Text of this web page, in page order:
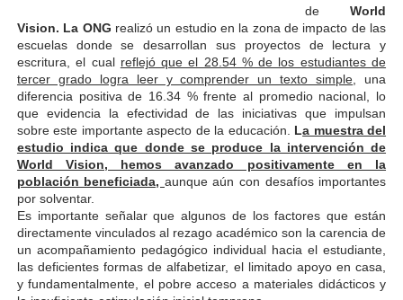
deWorld
Vision. La ONG realizó un estudio en la zona de impacto de las
escuelas donde se desarrollan sus proyectos de lectura y
escritura, el cual reflejó que el 28.54 % de los estudiantes de
tercer grado logra leer y comprender un texto simple , una
diferencia positiva de 16.34 % frente al promedio nacional, lo
que evidencia la efectividad de las iniciativas que impulsan
sobre este importante aspecto de la educación. La muestra del
estudio indica que donde se produce la intervención de
World Vision, hemos avanzado positivamente en la
población beneficiada, aunque aún con desafíos importantes
por solventar.
Es importante señalar que algunos de los factores que están
directamente vinculados al rezago académico son la carencia de
un acompañamiento pedagógico individual hacia el estudiante,
las deficientes formas de alfabetizar, el limitado apoyo en casa,
y fundamentalmente, el pobre acceso a materiales didácticos y